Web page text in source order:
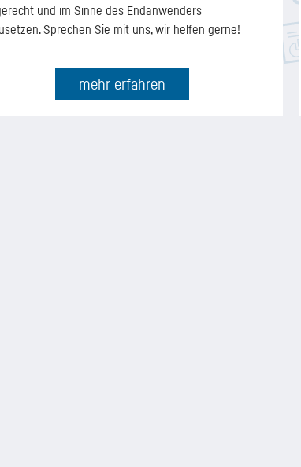
und im Sinne des Endanwenders
Sprechen Sie mit uns, wir helfen gerne!
mehr erfahren